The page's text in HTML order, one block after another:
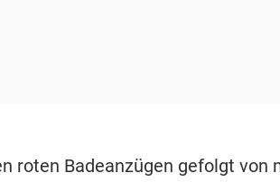
roten Badeanzügen gefolgt von